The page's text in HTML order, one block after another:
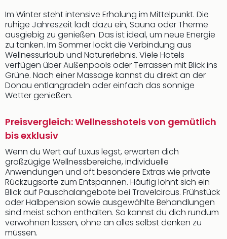
Im Winter steht intensive Erholung im Mittelpunkt. Die
ruhige Jahreszeit lädt dazu ein, Sauna oder Therme
ausgiebig zu genießen. Das ist ideal, um neue Energie
zu tanken. Im Sommer lockt die Verbindung aus
Wellnessurlaub und Naturerlebnis. Viele Hotels
verfügen über Außenpools oder Terrassen mit Blick ins
Grüne. Nach einer Massage kannst du direkt an der
Donau entlangradeln oder einfach das sonnige
Wetter genießen.
Preisvergleich: Wellnesshotels von gemütlich
bis exklusiv
Wenn du Wert auf Luxus legst, erwarten dich
großzügige Wellnessbereiche, individuelle
Anwendungen und oft besondere Extras wie private
Rückzugsorte zum Entspannen. Häufig lohnt sich ein
Blick auf Pauschalangebote bei Travelcircus. Frühstück
oder Halbpension sowie ausgewählte Behandlungen
sind meist schon enthalten. So kannst du dich rundum
verwöhnen lassen, ohne an alles selbst denken zu
müssen.